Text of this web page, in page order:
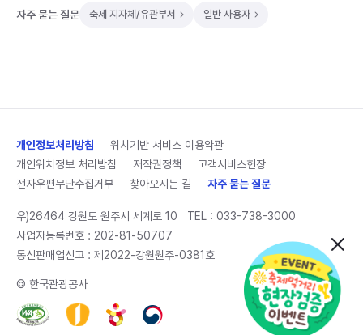
자주 묻는 질문 축제 지자체/유관부서 일반 사용자
개인정보처리방침
위치기반 서비스 이용약관
개인위치정보 처리방침
저작권정책
고객서비스헌장
전자우편무단수집거부
찾아오시는 길 자주 묻는 질문
우)26464 강원도 원주시 세계로 10 TEL : 033-738-3000
사업자등록번호 : 202-81-50707
통신판매업신고 : 제2022-강원원주-0381호
© 한국관광공사